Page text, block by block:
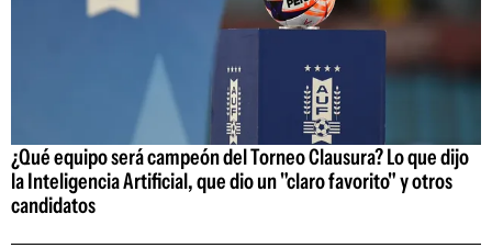
¿Qué equipo será campeón del Torneo Clausura? Lo que dijo
la Inteligencia Artificial, que dio un "claro favorito" y otros
candidatos